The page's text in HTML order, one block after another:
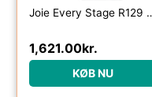
Joie Every Stage
1,621.00kr.
KØB NU